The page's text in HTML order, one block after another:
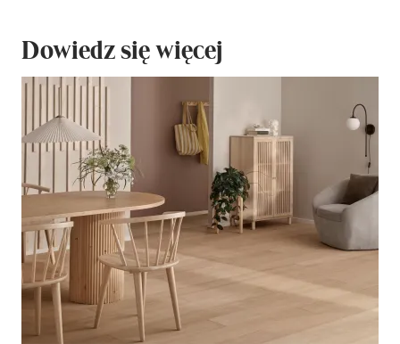
Dowiedz się więcej